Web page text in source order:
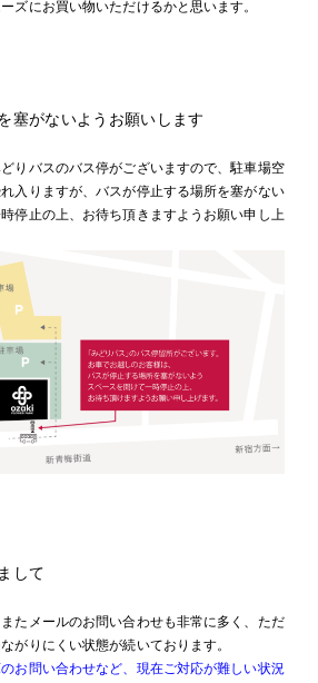
ズにお買い物いただけるかと思います。
塞がないようお願いします
りバスのバス停がございますので、駐車場空
入りますが、バスが停止する場所を塞がない
停止の上、お待ち頂きますようお願い申し上
して
たメールのお問い合わせも非常に多く、ただ
がりにくい状態が続いております。
お問い合わせなど、現在ご対応が難しい状況